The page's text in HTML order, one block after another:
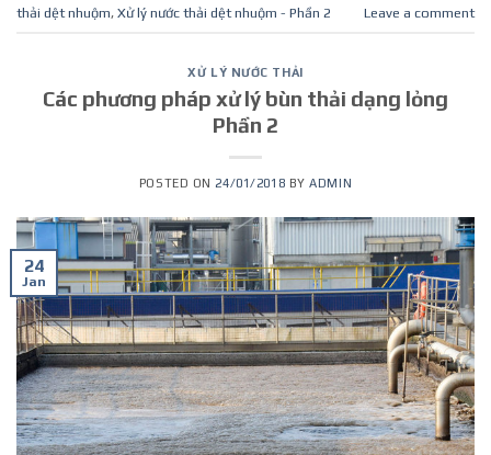
thải dệt nhuộm, Xử lý nước thải dệt nhuộm - Phần 2 Leave a comment
XỬ LÝ NƯỚC THẢI
Các phương pháp xử lý bùn thải dạng lỏng
Phần 2
POSTED ON 24/01/2018 BYADMIN
24
Jan